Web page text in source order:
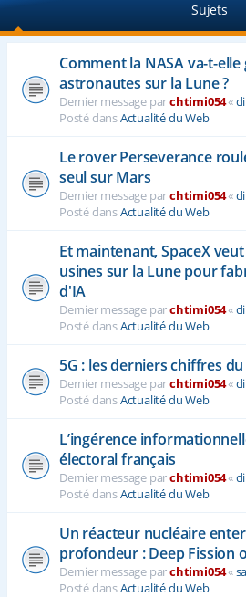
Sujets
Comment la NASA va-t-elle
astronautes sur la Lune ?
Dernier message parchtimi054«
Posté dansActualité du Web
Le rover Perseverance
seul sur Mars
Dernier message parchtimi054«
Posté dansActualité du Web
Et maintenant, SpaceX
usines sur la Lune pour
d'IA
Dernier message parchtimi054«
Posté dansActualité du Web
5G : les derniers chiffres
Dernier message parchtimi054«
Posté dansActualité du Web
L’ingérence
électoral français
Dernier message parchtimi054«
Posté dansActualité du Web
Un réacteur nucléaire
profondeur : Deep Fission
Dernier message parchtimi054«
Posté dansActualité du Web